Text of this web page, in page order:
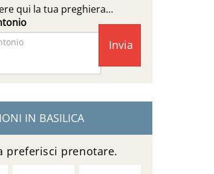
qui la tua preghiera…
IN BASILICA
preferisci prenotare.